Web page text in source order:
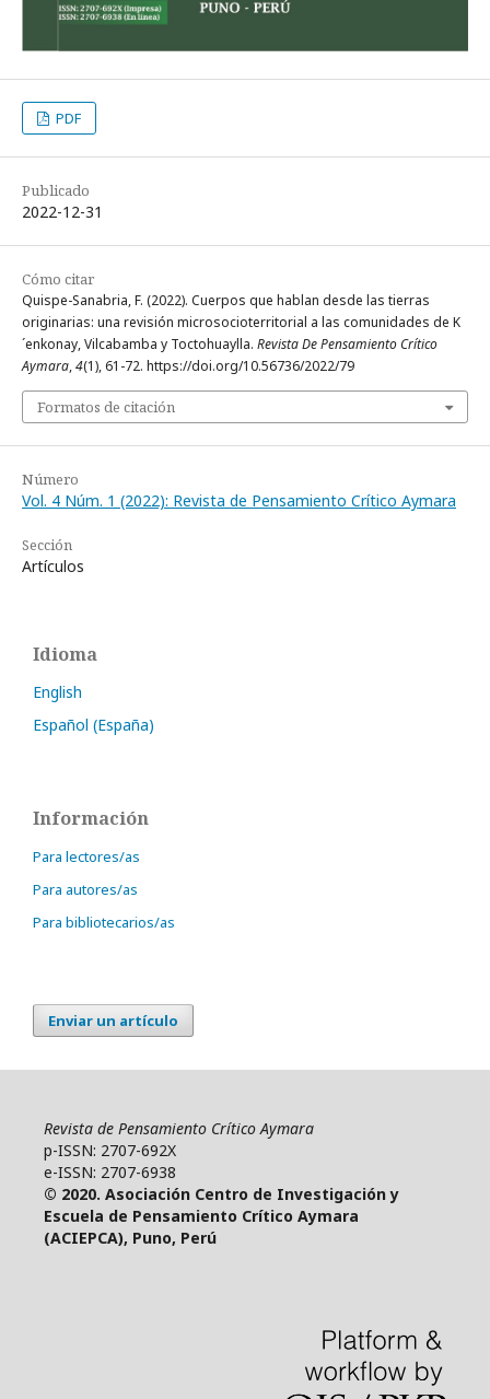
PDF
Publicado
2022-12-31
Cómo citar
Quispe-Sanabria, F. (2022). Cuerpos que hablan desde las tierras
originarias: una revisión microsocioterritorial a las comunidades de K
´enkonay, Vilcabamba y Toctohuaylla. Revista De Pensamiento Crítico
Aymara,4(1), 61-72. https://doi.org/10.56736/2022/79
Formatos de citación
Número
Vol. 4 Núm. 1 (2022): Revista de Pensamiento Crítico Aymara
Sección
Artículos
Idioma
English
Español (España)
Información
Para lectores/as
Para autores/as
Para bibliotecarios/as
Enviar un artículo
Revista de Pensamiento Crítico Aymara
p-ISSN: 2707-692X
e-ISSN: 2707-6938
© 2020. Asociación Centro de Investigación y
Escuela de Pensamiento Crítico Aymara
(ACIEPCA), Puno, Perú